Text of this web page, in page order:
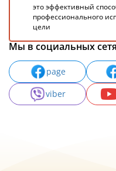
это эффективный
профессионального
цели
Мы в социальных
page
viber